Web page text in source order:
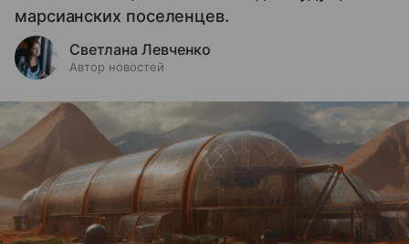
марсианских поселенцев.
Светлана Левченко
Автор новостей